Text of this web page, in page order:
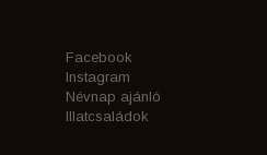
Facebook
Instagram
Névnap ajánló
Illatcsaládok